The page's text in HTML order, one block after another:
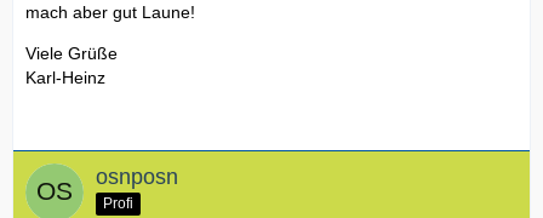
mach aber gut Laune!
Viele Grüße
Karl-Heinz
osnposn
Profi